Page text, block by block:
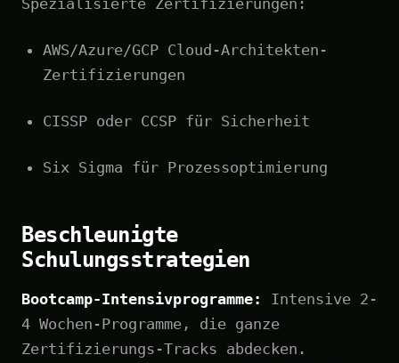
AWS/Azure/GCP Cloud-Architekten-
Zertifizierungen
CISSP oder CCSP für Sicherheit
Six Sigma für Prozessoptimierung
Beschleunigte
Schulungsstrategien
Bootcamp-Intensivprogramme:
Intensive 2-
4 Wochen-Programme, die ganze
Zertifizierungs-Tracks abdecken.